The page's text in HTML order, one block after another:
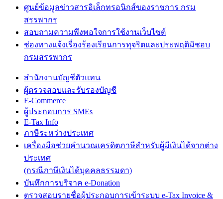
ศูนย์ข้อมูลข่าวสารอิเล็กทรอนิกส์ของราชการ กรม
สรรพากร
สอบถามความพึงพอใจการใช้งานเว็บไซต์
ช่องทางแจ้งเรื่องร้องเรียนการทุจริตและประพฤติมิชอบ
กรมสรรพากร
สำนักงานบัญชีตัวแทน
ผู้ตรวจสอบและรับรองบัญชี
E-Commerce
ผู้ประกอบการ SMEs
E-Tax Info
ภาษีระหว่างประเทศ
เครื่องมือช่วยคำนวณเครดิตภาษีสำหรับผู้มีเงินได้จากต่าง
ประเทศ
(กรณีภาษีเงินได้บุคคลธรรมดา)
บันทึกการบริจาค e-Donation
ตรวจสอบรายชื่อผู้ประกอบการเข้าระบบ e-Tax Invoice &